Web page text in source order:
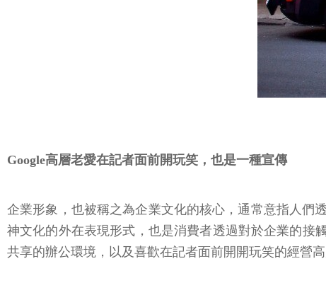
Google高層老愛在記者面前開玩笑，也是一種宣傳
企業形象，也被稱之為企業文化的核心，通常意指人們
神文化的外在表現形式，也是消費者透過對於企業的接
共享的辦公環境，以及喜歡在記者面前開開玩笑的經營